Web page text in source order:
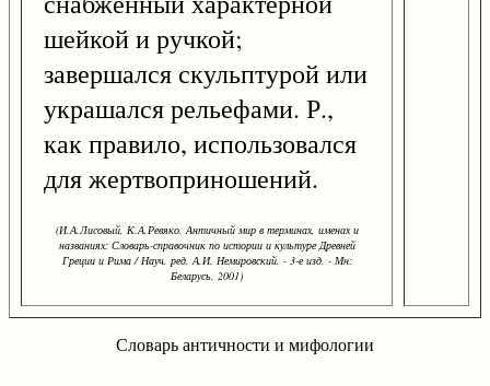
шейкой и ручкой;
завершался скульптурой или
украшался рельефами. Р.,
как правило, использовался
для жертвоприношений.
(И.А.Лисовый, К.А.Ревяко. Античный мир в терминах, именах и
названиях: Словарь-справочник по истории и культуре Древней
Греции и Рима / Науч. ред. А.И. Немировский. - 3-е изд. - Мн:
Беларусь, 2001)
Словарь античности и мифологии